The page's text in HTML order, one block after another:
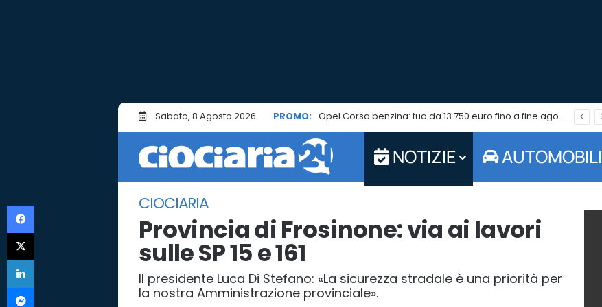
Sabato, 8 Agosto 2026 PROMO: Opel Corsa benzina: tua da 13.750 euro fino a fine agosto 2026
NOTIZIE AUTOMOBILI
CIOCIARIA
Provincia di Frosinone: via ai lavori
sulle SP 15 e 161
Il presidente Luca Di Stefano: «La sicurezza stradale è una priorità per
la nostra Amministrazione provinciale».